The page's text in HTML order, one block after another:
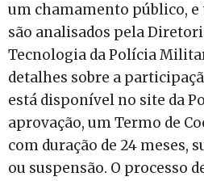
um chamamento público, e
são analisados pela
Tecnologia da Polícia
detalhes sobre a
está disponível no site da
aprovação, um Termo de
com duração de 24 meses,
ou suspensão. O processo